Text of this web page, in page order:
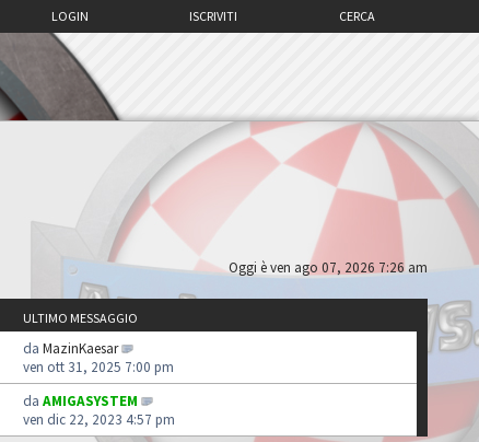
CERCA
ISCRIVITI
LOGIN
Oggi è ven ago 07, 2026 7:26 am
ULTIMO MESSAGGIO
da MazinKaesar
ven ott 31, 2025 7:00 pm
da AMIGASYSTEM
ven dic 22, 2023 4:57 pm